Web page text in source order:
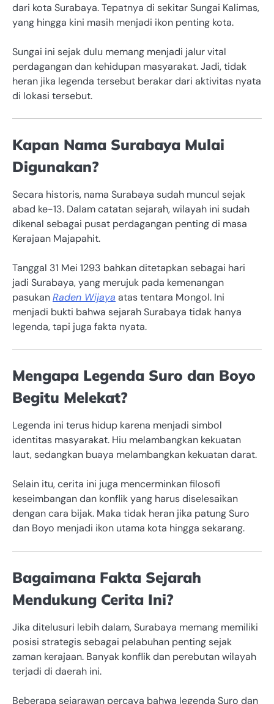
dari kota Surabaya. Tepatnya di sekitar Sungai Kalimas,
yang hingga kini masih menjadi ikon penting kota.
Sungai ini sejak dulu memang menjadi jalur vital
perdagangan dan kehidupan masyarakat. Jadi, tidak
heran jika legenda tersebut berakar dari aktivitas nyata
di lokasi tersebut.
Kapan Nama Surabaya Mulai
Digunakan?
Secara historis, nama Surabaya sudah muncul sejak
abad ke-13. Dalam catatan sejarah, wilayah ini sudah
dikenal sebagai pusat perdagangan penting di masa
Kerajaan Majapahit.
Tanggal 31 Mei 1293 bahkan ditetapkan sebagai hari
jadi Surabaya, yang merujuk pada kemenangan
pasukanRaden Wijaya atas tentara Mongol. Ini
menjadi bukti bahwa sejarah Surabaya tidak hanya
legenda, tapi juga fakta nyata.
Mengapa Legenda Suro dan Boyo
Begitu Melekat?
Legenda ini terus hidup karena menjadi simbol
identitas masyarakat. Hiu melambangkan kekuatan
laut, sedangkan buaya melambangkan kekuatan darat.
Selain itu, cerita ini juga mencerminkan filosofi
keseimbangan dan konflik yang harus diselesaikan
dengan cara bijak. Maka tidak heran jika patung Suro
dan Boyo menjadi ikon utama kota hingga sekarang.
Bagaimana Fakta Sejarah
Mendukung Cerita Ini?
Jika ditelusuri lebih dalam, Surabaya memang memiliki
posisi strategis sebagai pelabuhan penting sejak
zaman kerajaan. Banyak konflik dan perebutan wilayah
terjadi di daerah ini.
Beberapa sejarawan percaya bahwa legenda Suro dan